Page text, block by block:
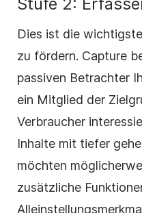
Dies ist die
zu fördern. Capture
passiven Betrachter
ein Mitglied der
Verbraucher
Inhalte mit tiefer
möchten
zusätzliche